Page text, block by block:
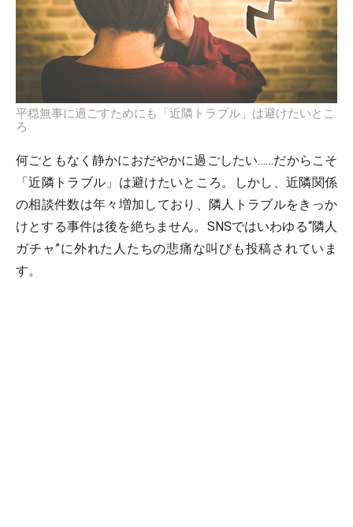
平穏無事に過ごすためにも「近隣トラブル」は避けたいとこ
ろ
何ごともなく静かにおだやかに過ごしたい……だからこそ
「近隣トラブル」は避けたいところ。しかし、近隣関係
の相談件数は年々増加しており、隣人トラブルをきっか
けとする事件は後を絶ちません。SNSではいわゆる“隣人
ガチャ”に外れた人たちの悲痛な叫びも投稿されていま
す。